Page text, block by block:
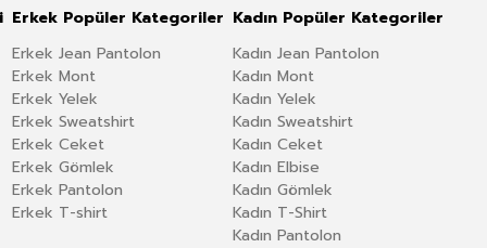
Erkek Popüler Kategoriler
Erkek Jean Pantolon
Erkek Mont
Erkek Yelek
Erkek Sweatshirt
Erkek Ceket
Erkek Gömlek
Erkek Pantolon
Erkek T-shirt
Kadın Popüler Kategoriler
Kadın Jean Pantolon
Kadın Mont
Kadın Yelek
Kadın Sweatshirt
Kadın Ceket
Kadın Elbise
Kadın Gömlek
Kadın T-Shirt
Kadın Pantolon